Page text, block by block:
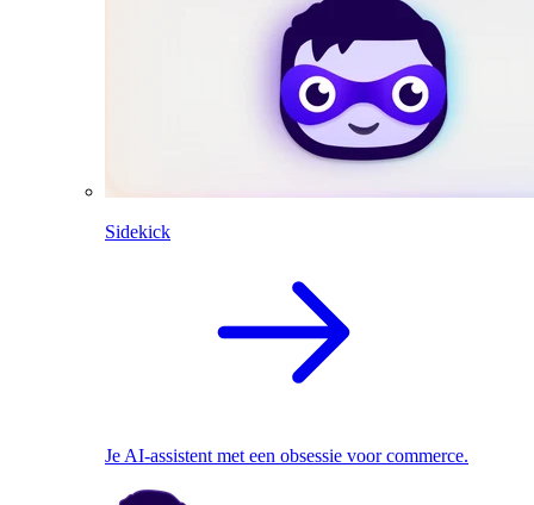
Sidekick
Je AI-assistent met een obsessie voor commerce.